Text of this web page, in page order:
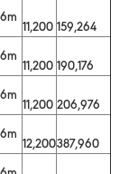
11,200 159,264
11,200 190,176
11,200 206,976
12,200387,960